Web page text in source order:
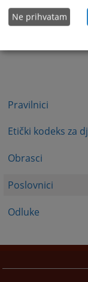
Pravilnici
Etički kodeks za
Obrasci
Poslovnici
Odluke
Ne prihvatam